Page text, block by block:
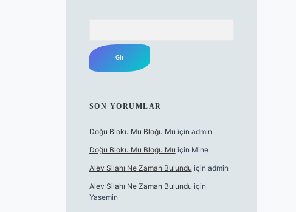
SON YORUMLAR
Doğu Bloku Mu Bloğu Mu için admin
Doğu Bloku Mu Bloğu Mu için Mine
Alev Silahı Ne Zaman Bulundu için admin
Alev Silahı Ne Zaman Bulundu için
Yasemin